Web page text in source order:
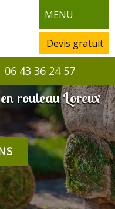
MENU
Devis gratuit
06 43 36 24 57
rouleau Loreux